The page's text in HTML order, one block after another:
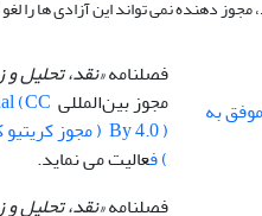
به
فصلنامه«نقد، تحلیل
مجوز بین‌المللی (CC
) فعالیت می نماید.
فصلنامه«نقد، تحلیل